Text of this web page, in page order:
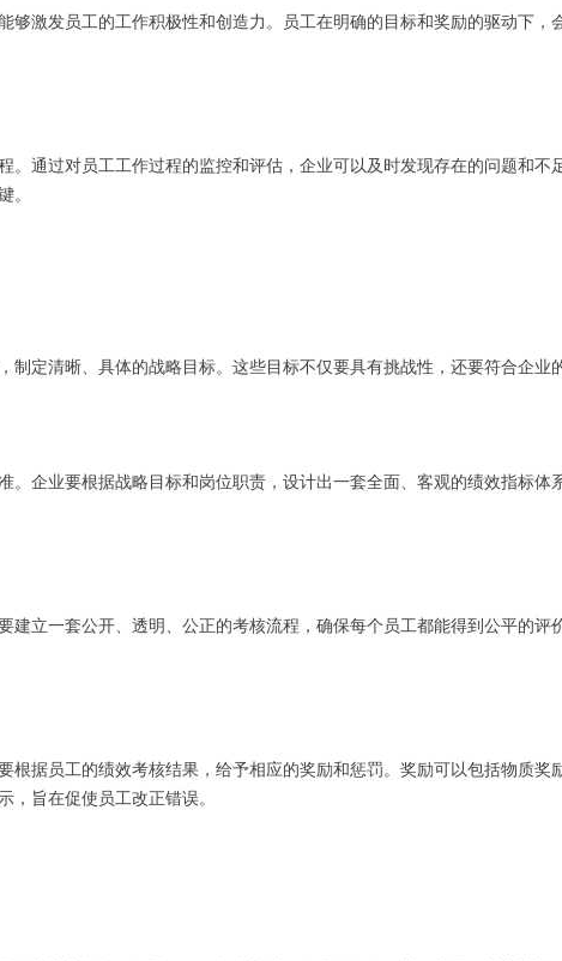
够激发员工的工作积极性和创造力。员工在明确的目标和奖励的驱动下，
。通过对员工工作过程的监控和评估，企业可以及时发现存在的问题和不
。
制定清晰、具体的战略目标。这些目标不仅要具有挑战性，还要符合企
。企业要根据战略目标和岗位职责，设计出一套全面、客观的绩效指标
建立一套公开、透明、公正的考核流程，确保每个员工都能得到公平的
根据员工的绩效考核结果，给予相应的奖励和惩罚。奖励可以包括物质
，旨在促使员工改正错误。